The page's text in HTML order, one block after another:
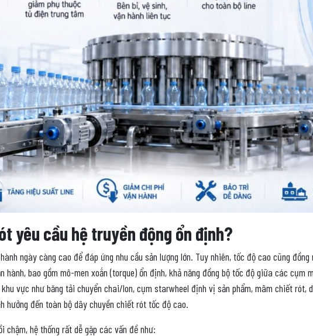
yêu cầu hệ truyền động ổn định?
ngày càng cao để đáp ứng nhu cầu sản lượng lớn. Tuy nhiên, tốc độ cao cũng
bao gồm mô-men xoắn (torque) ổn định, khả năng đồng bộ tốc độ giữa các
vực như băng tải chuyển chai/lon, cụm starwheel định vị sản phẩm, mâm chiết rót,
hưởng đến toàn bộ dây chuyền chiết rót tốc độ cao.
chậm, hệ thống rất dễ gặp các vấn đề như: